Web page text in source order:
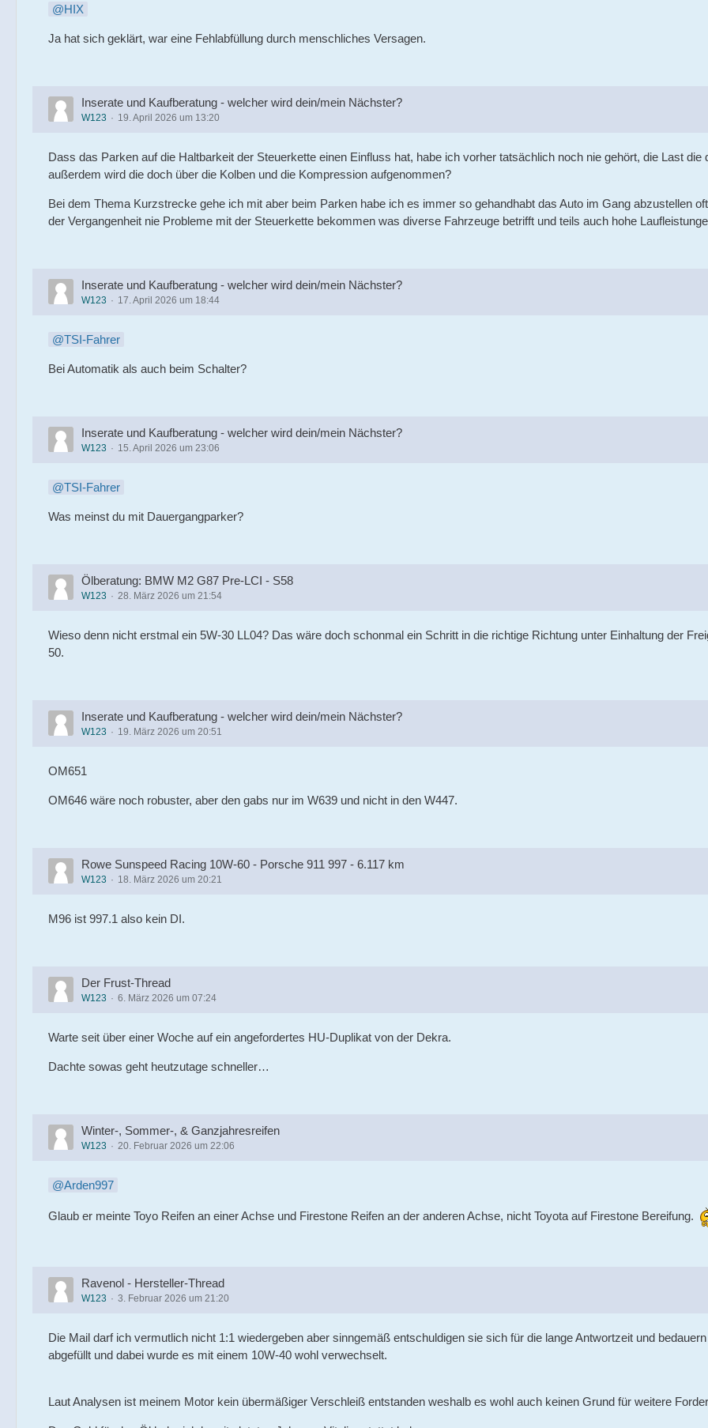
HIX
Ja hat sich geklärt, war eine Fehlabfüllung durch menschliches Versagen.
Inserate und Kaufberatung - welcher wird dein/mein Nächster?
W123 19. April 2026 um 13:20
Dass das Parken auf die Haltbarkeit der Steuerkette einen Einfluss hat, habe ich vorher tatsächlich noch nie gehört, die Last
außerdem wird die doch über die Kolben und die Kompression aufgenommen?
Bei dem Thema Kurzstrecke gehe ich mit aber beim Parken habe ich es immer so gehandhabt das Auto im Gang abzustellen
der Vergangenheit nie Probleme mit der Steuerkette bekommen was diverse Fahrzeuge betrifft und teils auch hohe
Inserate und Kaufberatung - welcher wird dein/mein Nächster?
W123 17. April 2026 um 18:44
TSI-Fahrer
Bei Automatik als auch beim Schalter?
Inserate und Kaufberatung - welcher wird dein/mein Nächster?
W123 15. April 2026 um 23:06
TSI-Fahrer
Was meinst du mit Dauergangparker?
Ölberatung: BMW M2 G87 Pre-LCI - S58
W123 28. März 2026 um 21:54
Wieso denn nicht erstmal ein 5W-30 LL04? Das wäre doch schonmal ein Schritt in die richtige Richtung unter Einhaltung der
50.
Inserate und Kaufberatung - welcher wird dein/mein Nächster?
W123 19. März 2026 um 20:51
OM651
OM646 wäre noch robuster, aber den gabs nur im W639 und nicht in den W447.
Rowe Sunspeed Racing 10W-60 - Porsche 911 997 - 6.117 km
W123 18. März 2026 um 20:21
M96 ist 997.1 also kein DI.
Der Frust-Thread
W123 6. März 2026 um 07:24
Warte seit über einer Woche auf ein angefordertes HU-Duplikat von der Dekra.
Dachte sowas geht heutzutage schneller…
Winter-, Sommer-, & Ganzjahresreifen
W123 20. Februar 2026 um 22:06
Arden997
Glaub er meinte Toyo Reifen an einer Achse und Firestone Reifen an der anderen Achse, nicht Toyota auf Firestone Bereifung.
Ravenol - Hersteller-Thread
W123 3. Februar 2026 um 21:20
Die Mail darf ich vermutlich nicht 1:1 wiedergeben aber sinngemäß entschuldigen sie sich für die lange Antwortzeit und
abgefüllt und dabei wurde es mit einem 10W-40 wohl verwechselt.
Laut Analysen ist meinem Motor kein übermäßiger Verschleiß entstanden weshalb es wohl auch keinen Grund für weitere